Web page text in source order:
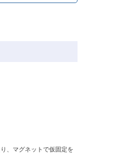
、マグネットで仮固定を